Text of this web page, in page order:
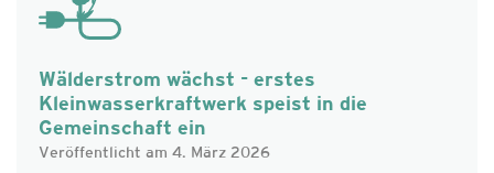
Wälderstrom wächst - erstes
Kleinwasserkraftwerk speist in die
Gemeinschaft ein
Veröffentlicht am 4. März 2026